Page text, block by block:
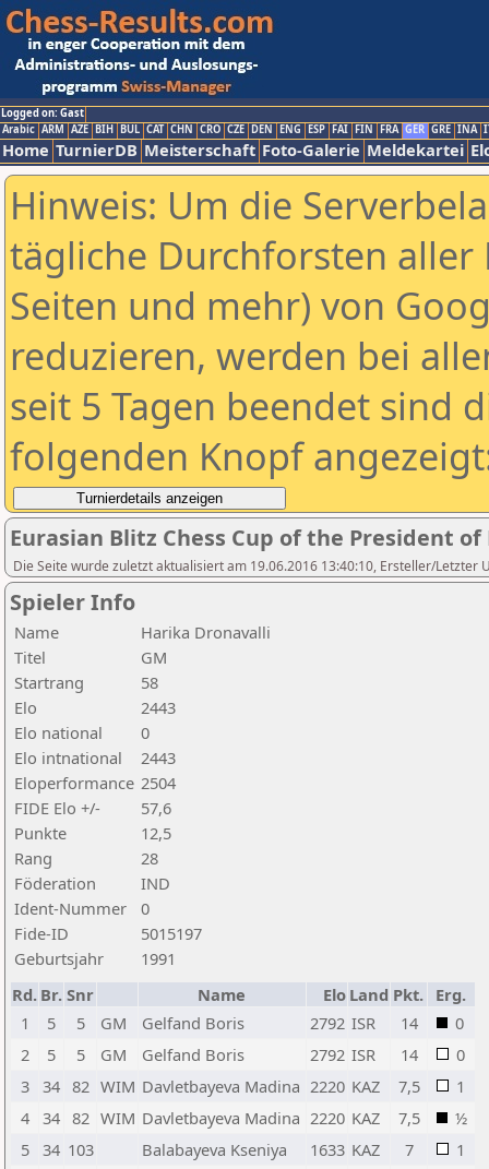
Logged on: Gast
Arabic ARM AZE BIH BUL CAT CHN CRO CZE DEN ENG ESP FAI FIN FRA GER GRE INA
Home TurnierDB Meisterschaft Foto-Galerie Meldekartei
Hinweis: Um die
tägliche Durchforsten aller
Seiten und mehr) von
reduzieren, werden bei
seit 5 Tagen beendet sind
folgenden Knopf
Eurasian Blitz Chess Cup of the President
Die Seite wurde zuletzt aktualisiert am 19.06.2016 13:40:10, Ersteller/Letzter
Spieler Info
Name
Harika Dronavalli
Titel
GM
Startrang
58
Elo
2443
Elo national
0
Elo intnational
2443
Eloperformance 2504
FIDE Elo +/-
57,6
Punkte
12,5
Rang
28
Föderation
IND
Ident-Nummer
0
Fide-ID
5015197
Geburtsjahr
1991
Rd. Br. Snr Name Elo Land Pkt. Erg.
1
5 5 GM Gelfand Boris 2792 ISR 14
0
2
5 5 GM Gelfand Boris 2792 ISR 14
0
3
34 82 WIM Davletbayeva Madina 2220 KAZ 7,5
1
4
34 82 WIM Davletbayeva Madina 2220 KAZ 7,5
½
5
34 103 Balabayeva Kseniya 1633 KAZ 7
1